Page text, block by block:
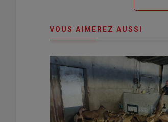
VOUS AIMEREZ AUSSI